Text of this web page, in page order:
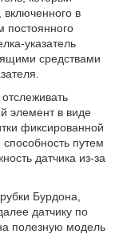
включенного в
постоянного
указатель
средствами
элемент в виде
фиксированной
путем
датчика из-за
Бурдона,
датчику по
полезную модель